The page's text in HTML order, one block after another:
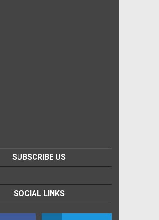
SUBSCRIBE US
SOCIAL LINKS